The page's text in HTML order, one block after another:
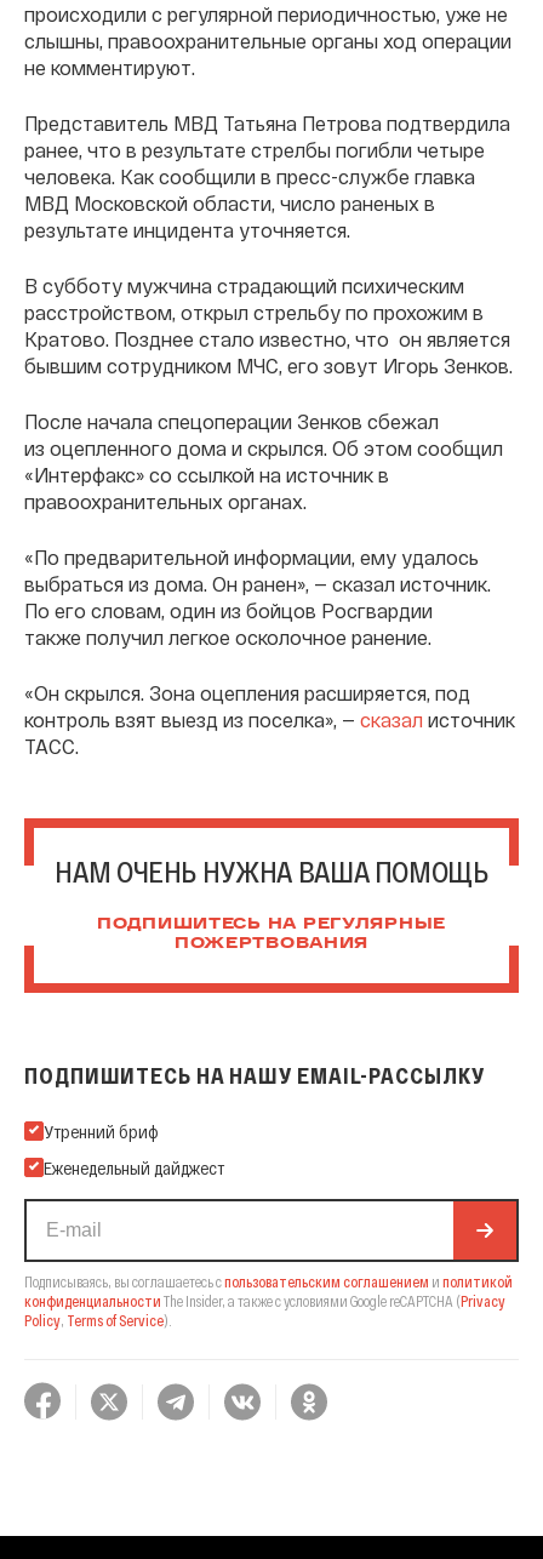
происходили с регулярной периодичностью, уже не
слышны, правоохранительные органы ход операции
не комментируют.
Представитель МВД Татьяна Петрова подтвердила
ранее, что в результате стрелбы погибли четыре
человека. Как сообщили в пресс-службе главка
МВД Московской области, число раненых в
результате инцидента уточняется.
В субботу мужчина страдающий психическим
расстройством, открыл стрельбу по прохожим в
Кратово. Позднее стало известно, что он является
бывшим сотрудником МЧС, его зовут Игорь Зенков.
После начала спецоперации Зенков сбежал
из оцепленного дома и скрылся. Об этом сообщил
«Интерфакс» со ссылкой на источник в
правоохранительных органах.
«По предварительной информации, ему удалось
выбраться из дома. Он ранен», — сказал источник.
По его словам, один из бойцов Росгвардии
также получил легкое осколочное ранение.
«Он скрылся. Зона оцепления расширяется, под
контроль взят выезд из поселка», — сказал источник
ТАСС.
НАМ ОЧЕНЬ НУЖНА ВАША ПОМОЩЬ
ПОДПИШИТЕСЬ НА РЕГУЛЯРНЫЕ
ПОЖЕРТВОВАНИЯ
ПОДПИШИТЕСЬ НА НАШУ EMAIL-РАССЫЛКУ
Подпишитесь на нашу Email-рассылку
Утренний бриф
Еженедельный дайджест
Подписываясь, вы соглашаетесь спользовательским соглашением и политикой
конфиденциальности The Insider, а также с условиями Google reCAPTCHA (Privacy
Policy Terms of Service).